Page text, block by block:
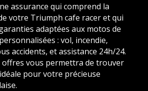
assurance qui comprend la
votre Triumph cafe racer et qui
adaptées aux motos de
: vol, incendie,
accidents, et assistance 24h/24.
offres vous permettra de trouver
pour votre précieuse